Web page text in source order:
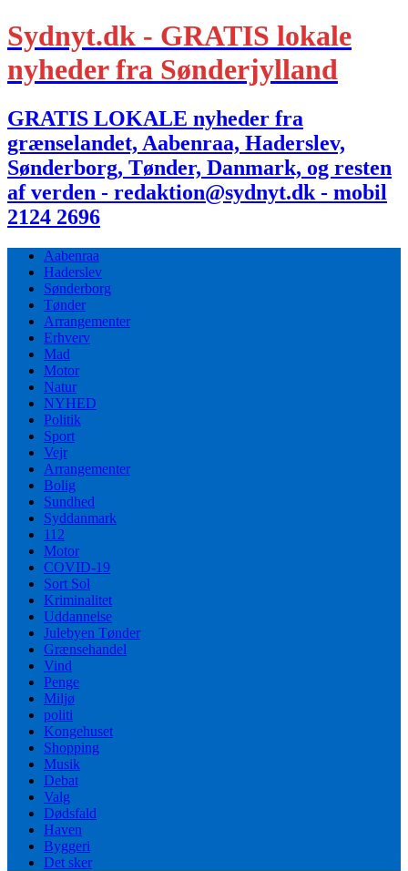
Sydnyt.dk - GRATIS lokale
nyheder fra Sønderjylland
GRATIS LOKALE nyheder fra
grænselandet, Aabenraa, Haderslev,
Sønderborg, Tønder, Danmark, og resten
af verden - redaktion@sydnyt.dk - mobil
2124 2696
Aabenraa
Haderslev
Sønderborg
Tønder
Arrangementer
Erhverv
Mad
Motor
Natur
NYHED
Politik
Sport
Vejr
Arrangementer
Bolig
Sundhed
Syddanmark
112
Motor
COVID-19
Sort Sol
Kriminalitet
Uddannelse
Julebyen Tønder
Grænsehandel
Vind
Penge
Miljø
politi
Kongehuset
Shopping
Musik
Debat
Valg
Dødsfald
Haven
Byggeri
Det sker